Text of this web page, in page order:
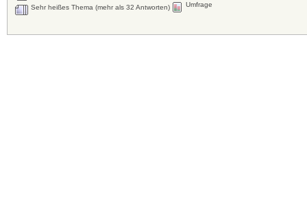
Sehr heißes Thema (mehr als 32 Antworten)
Umfrage